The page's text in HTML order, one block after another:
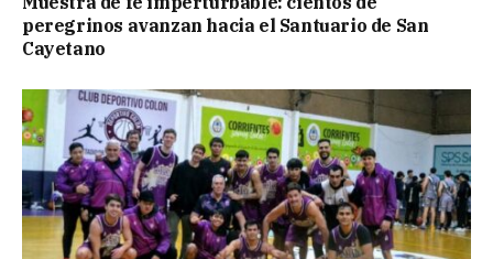
peregrinos avanzan hacia el Santuario de San
Cayetano